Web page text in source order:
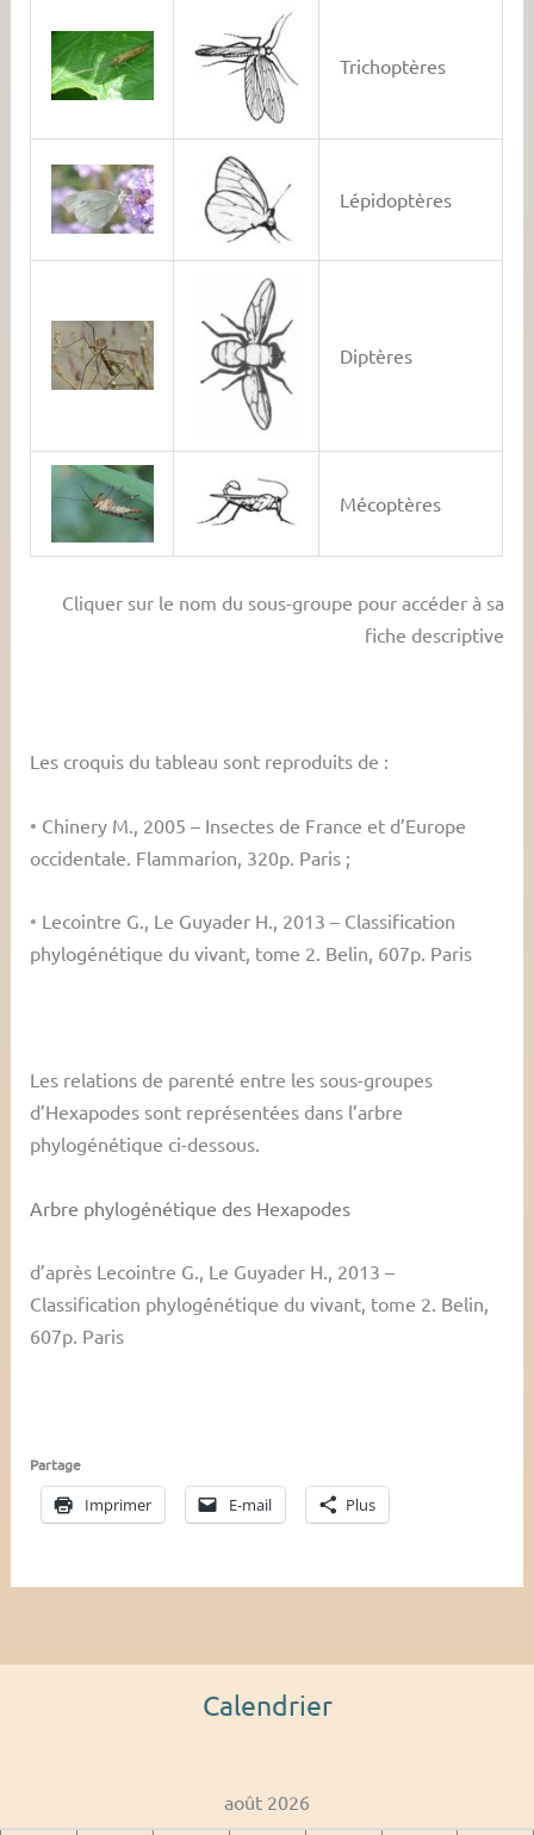
Trichoptères
Lépidoptères
Diptères
Mécoptères
Cliquer sur le nom du sous-groupe pour accéder à sa
fiche descriptive
Les croquis du tableau sont reproduits de :
• Chinery M., 2005 – Insectes de France et d’Europe
occidentale. Flammarion, 320p. Paris ;
• Lecointre G., Le Guyader H., 2013 – Classification
phylogénétique du vivant, tome 2. Belin, 607p. Paris
Les relations de parenté entre les sous-groupes
d’Hexapodes sont représentées dans l’arbre
phylogénétique ci-dessous.
Arbre phylogénétique des Hexapodes
d’après Lecointre G., Le Guyader H., 2013 –
Classification phylogénétique du vivant, tome 2. Belin,
607p. Paris
Partage
Imprimer E-mail Plus
Calendrier
août 2026